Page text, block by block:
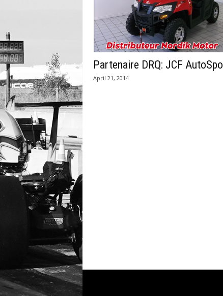
Partenaire DRQ: JCF
April 21, 2014